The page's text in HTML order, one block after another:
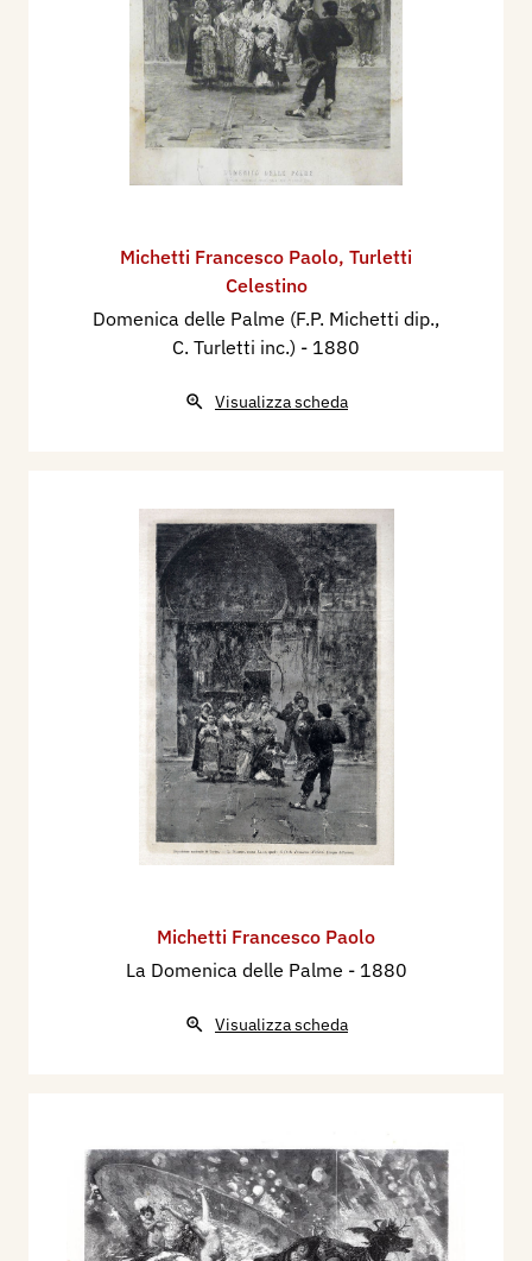
Michetti Francesco Paolo, Turletti
Celestino
Domenica delle Palme (F.P. Michetti dip.,
C. Turletti inc.) - 1880
Visualizza scheda
Michetti Francesco Paolo
La Domenica delle Palme - 1880
Visualizza scheda